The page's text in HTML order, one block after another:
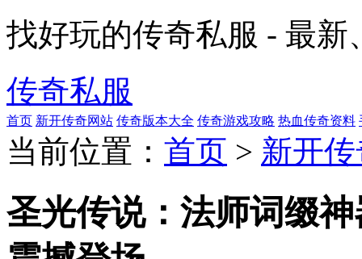
找好玩的传奇私服 - 最
传奇私服
首页 新开传奇网站 传奇版本大全 传奇游戏攻略 热血传奇资料
当前位置： 首页 > 新开
圣光传说：法师词缀